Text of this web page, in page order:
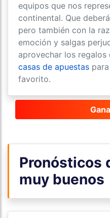
equipos que nos
continental. Que
pero también con la
emoción y salgas
aprovechar los regalos
casas de apuestas
favorito.
Pronósticos
muy buenos